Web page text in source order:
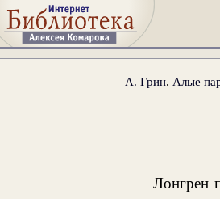
А. Грин. Алые
Лонгрен